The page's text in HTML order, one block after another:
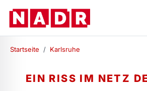
Startseite / Karlsruhe
EIN RISS IM NETZ